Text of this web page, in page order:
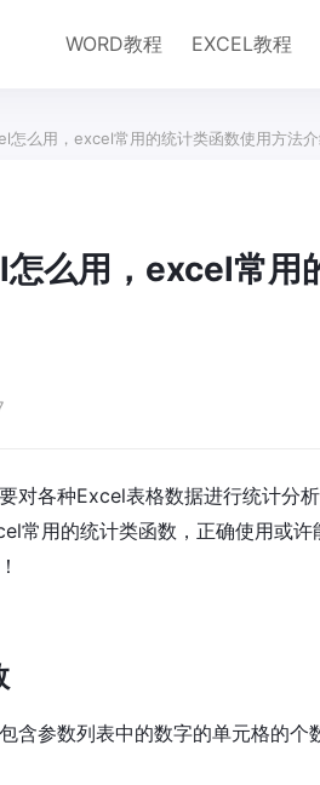
WORD教程 EXCEL教程
怎么用，excel常用的统计类函数使用方法
么用，excel常用
对各种Excel表格数据进行统计分
常用的统计类函数，正确使用或
含参数列表中的数字的单元格的个